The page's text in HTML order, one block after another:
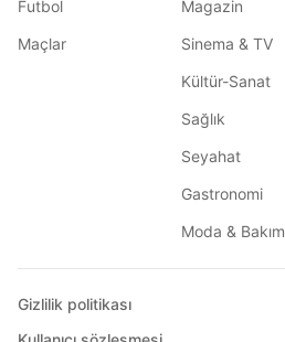
Futbol
Maçlar
Magazin
Sinema & TV
Kültür-Sanat
Sağlık
Seyahat
Gastronomi
Moda & Bakım
Gizlilik politikası